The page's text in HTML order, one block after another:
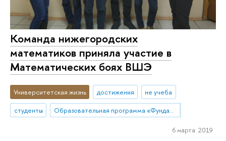
Команда нижегородских
математиков приняла участие в
Математических боях ВШЭ
Университетская жизнь достижения
не учеба
студенты
Образовательная программа «Фундаментальная и прикладная математика»
6 марта 2019